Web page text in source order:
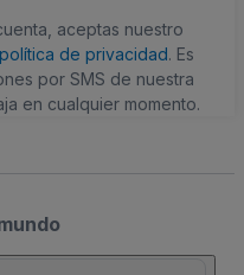
aceptas nuestro
política de privacidad. Es
por SMS de nuestra
en cualquier momento.